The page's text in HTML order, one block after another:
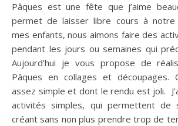
Pâques est une fête que j’aime beaucoup et qui nous
permet de laisser libre cours à notre
mes enfants, nous aimons faire des
pendant les jours ou semaines qui
Aujourd’hui je vous propose de
Pâques en collages et découpages.
assez simple et dont le rendu est joli.
activités simples, qui permettent de
créant sans non plus prendre trop de